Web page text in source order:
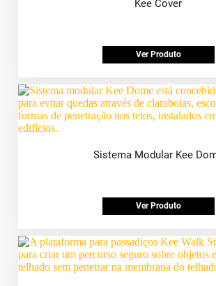
Kee Cover
Ver Produto
Sistema Modular Kee
Ver Produto